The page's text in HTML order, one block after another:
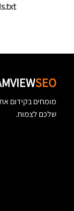
SEO
מומחים בקידום
שלכם לצמוח.